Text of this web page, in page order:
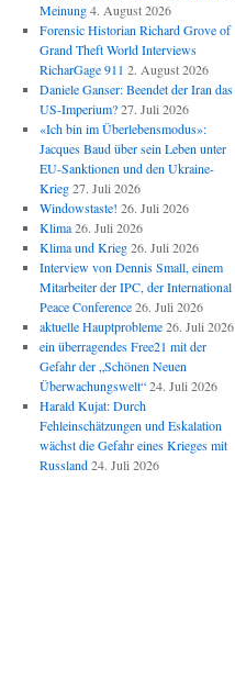
Meinung 4. August 2026
Forensic Historian Richard Grove of
Grand Theft World Interviews
RicharGage 911 2. August 2026
Daniele Ganser: Beendet der Iran das
US-Imperium? 27. Juli 2026
«Ich bin im Überlebensmodus»:
Jacques Baud über sein Leben unter
EU-Sanktionen und den Ukraine-
Krieg 27. Juli 2026
Windowstaste! 26. Juli 2026
Klima 26. Juli 2026
Klima und Krieg 26. Juli 2026
Interview von Dennis Small, einem
Mitarbeiter der IPC, der International
Peace Conference 26. Juli 2026
aktuelle Hauptprobleme 26. Juli 2026
ein überragendes Free21 mit der
Gefahr der „Schönen Neuen
Überwachungswelt“ 24. Juli 2026
Harald Kujat: Durch
Fehleinschätzungen und Eskalation
wächst die Gefahr eines Krieges mit
Russland 24. Juli 2026